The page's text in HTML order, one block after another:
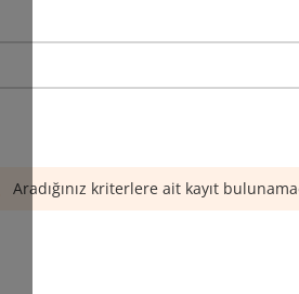
Aradığınız kriterlere ait kayıt